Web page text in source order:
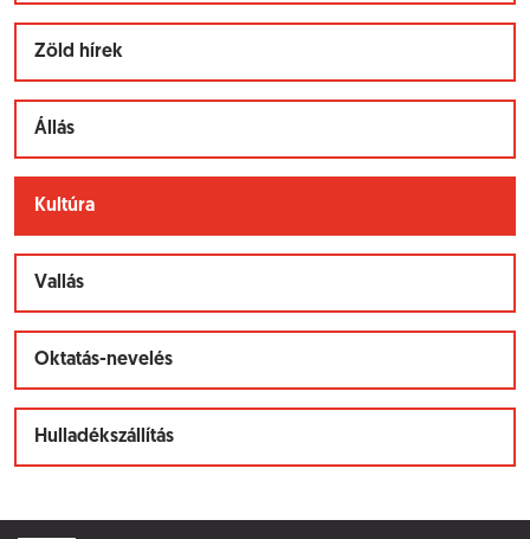
Zöld hírek
Állás
Kultúra
Vallás
Oktatás-nevelés
Hulladékszállítás